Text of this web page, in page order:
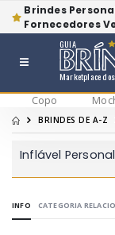
Brindes
Fornecedores
Marketplace
GUIA
Copo
BRINDES DE A-Z
Inflável
INFO CATEGORIA